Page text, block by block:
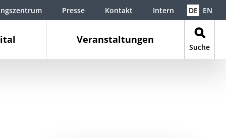
Veranstaltungen
Suche
Presse Kontakt Intern DE EN